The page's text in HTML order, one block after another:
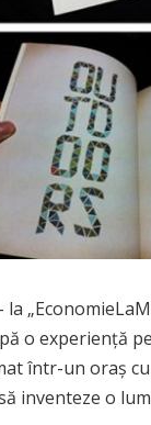
la
o experiență
într-un oraș
inventeze o